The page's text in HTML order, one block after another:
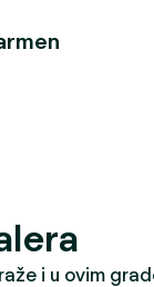
i u ovim